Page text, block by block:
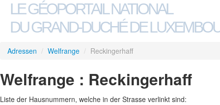
LE GÉOPORTAIL NATIONAL
DU GRAND-DUCHÉ DE
Adressen / Welfrange / Reckingerhaff
Welfrange : Reckingerhaff
Liste der Hausnummern, welche in der Strasse verlinkt sind: